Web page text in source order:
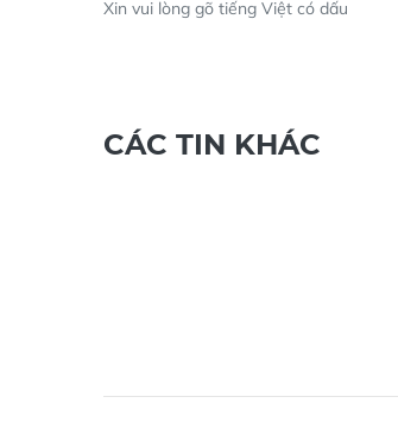
Xin vui lòng gõ tiếng Việt có dấu
CÁC TIN KHÁC